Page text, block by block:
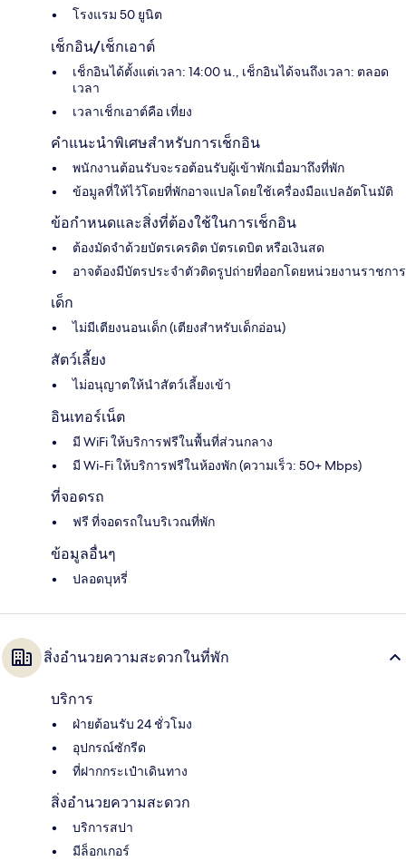
โรงแรม 50 ยูนิต
เช็กอิน/เช็กเอาต์
เช็กอินได้ตั้งแต่เวลา: 14:00 น., เช็กอินได้จนถึงเวลา: ตลอด
เวลา
เวลาเช็กเอาต์คือ เที่ยง
คำแนะนำพิเศษสำหรับการเช็กอิน
พนักงานต้อนรับจะรอต้อนรับผู้เข้าพักเมื่อมาถึงที่พัก
ข้อมูลที่ให้ไว้โดยที่พักอาจแปลโดยใช้เครื่องมือแปลอัตโนมัติ
ข้อกำหนดและสิ่งที่ต้องใช้ในการเช็กอิน
ต้องมัดจำด้วยบัตรเครดิต บัตรเดบิต หรือเงินสด
อาจต้องมีบัตรประจำตัวติดรูปถ่ายที่ออกโดยหน่วยงานราชการ
เด็ก
ไม่มีเตียงนอนเด็ก (เตียงสำหรับเด็กอ่อน)
สัตว์เลี้ยง
ไม่อนุญาตให้นำสัตว์เลี้ยงเข้า
อินเทอร์เน็ต
มี WiFi ให้บริการฟรีในพื้นที่ส่วนกลาง
มี Wi-Fi ให้บริการฟรีในห้องพัก (ความเร็ว: 50+ Mbps)
ที่จอดรถ
ฟรี ที่จอดรถในบริเวณที่พัก
ข้อมูลอื่นๆ
ปลอดบุหรี่
สิ่งอำนวยความสะดวกในที่พัก
บริการ
ฝ่ายต้อนรับ 24 ชั่วโมง
อุปกรณ์ซักรีด
ที่ฝากกระเป๋าเดินทาง
สิ่งอำนวยความสะดวก
บริการสปา
มีล็อกเกอร์